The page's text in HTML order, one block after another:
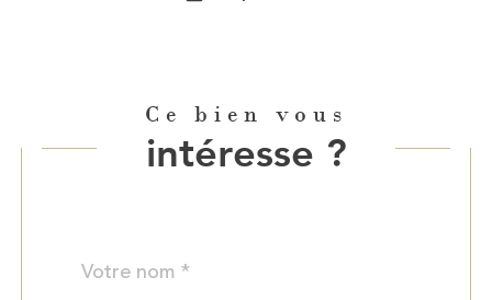
Ce bien vous
intéresse ?
par
*